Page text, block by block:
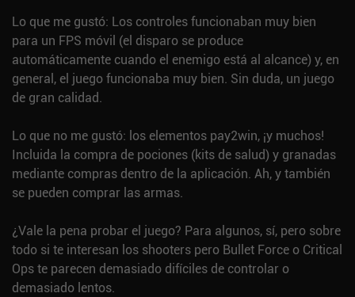
Lo que me gustó: Los controles funcionaban muy bien
para un FPS móvil (el disparo se produce
automáticamente cuando el enemigo está al alcance) y, en
general, el juego funcionaba muy bien. Sin duda, un juego
de gran calidad.
Lo que no me gustó: los elementos pay2win, ¡y muchos!
Incluida la compra de pociones (kits de salud) y granadas
mediante compras dentro de la aplicación. Ah, y también
se pueden comprar las armas.
¿Vale la pena probar el juego? Para algunos, sí, pero sobre
todo si te interesan los shooters pero Bullet Force o Critical
Ops te parecen demasiado difíciles de controlar o
demasiado lentos.